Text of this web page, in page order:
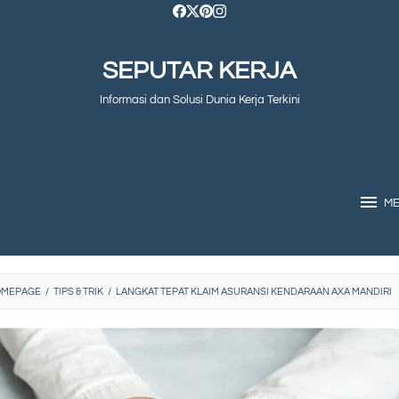
SEPUTAR KERJA
Informasi dan Solusi Dunia Kerja Terkini
/ TIPS & TRIK / LANGKAT TEPAT KLAIM ASURANSI KENDARAAN AXA MANDIRI